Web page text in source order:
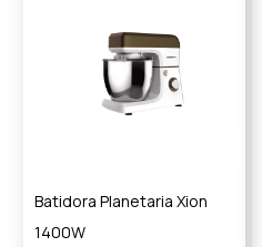
Batidora Planetaria Xion
1400W